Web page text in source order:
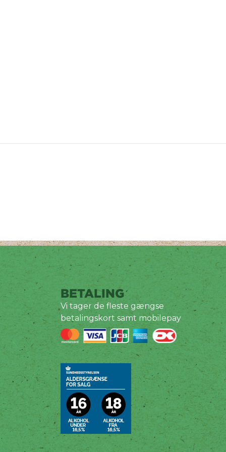
BETALING
Vi tager de fleste gængse
betalingskort samt mobilepay